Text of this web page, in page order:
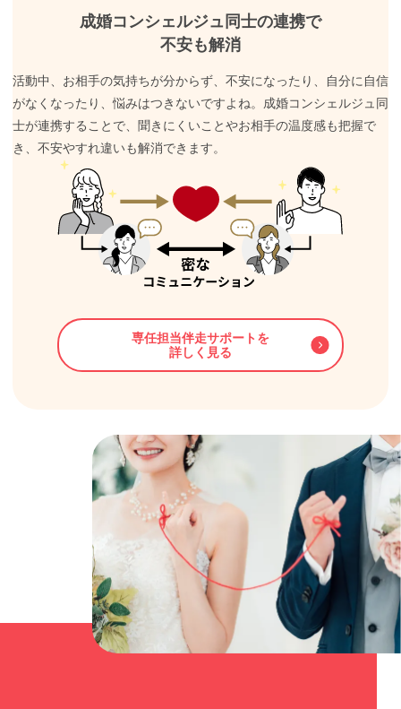
成婚コンシェルジュ同士の連携で
不安も解消
活動中、お相手の気持ちが分からず、不安になったり、自分に自信
がなくなったり、悩みはつきないですよね。成婚コンシェルジュ同
士が連携することで、聞きにくいことやお相手の温度感も把握で
き、不安やすれ違いも解消できます。
専任担当伴走サポートを
詳しく見る